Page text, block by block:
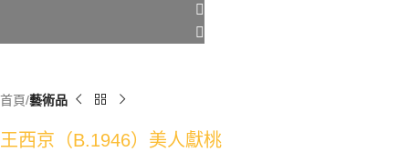
首頁 藝術品
王西京（B.1946）美人獻桃